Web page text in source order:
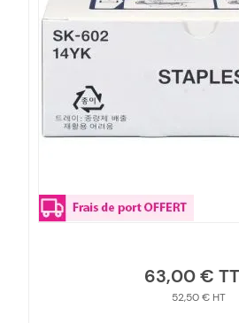
63,00 €
52,50 €